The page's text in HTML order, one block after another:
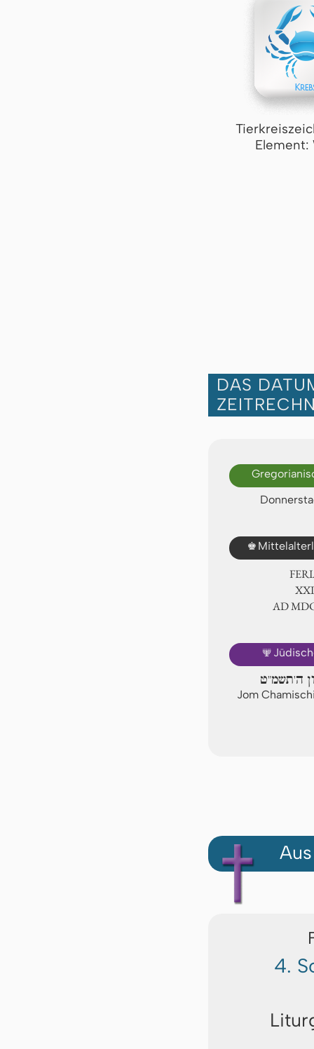
Element:
DAS
♚
AD
🕎
ה'תשמ"ט
Jom
4.